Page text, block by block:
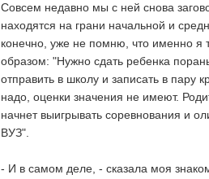
Совсем недавно мы с ней снова
находятся на грани начальной и
конечно, уже не помню, что именно
образом: "Нужно сдать ребенка
отправить в школу и записать в пару
надо, оценки значения не имеют.
начнет выигрывать соревнования и
ВУЗ".
- И в самом деле, - сказала моя